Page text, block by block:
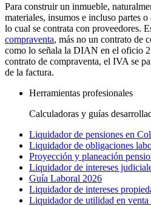
Para construir un inmueble,
materiales, insumos e incluso partes
lo cual se contrata con proveedores.
compraventa, más no un contrato de
como lo señala la DIAN en el oficio
contrato de compraventa, el IVA se
de la factura.
Herramientas profesionales
Calculadoras y guías
Liquidador de pensiones en
Liquidador de obligaciones
Proyección y planeación
Liquidador de intereses
Guía Laboral 2026
Liquidador de intereses
Liquidador de utilidad en venta